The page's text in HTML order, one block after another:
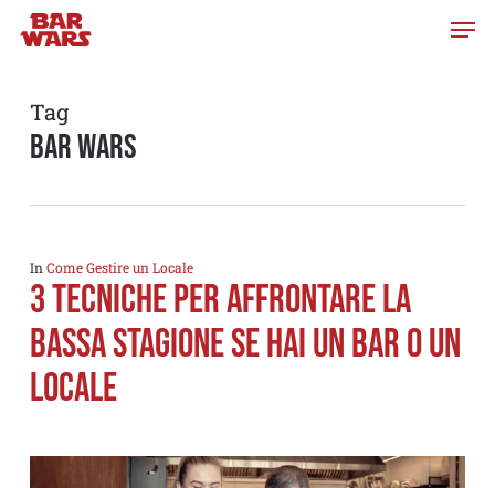
Skip
content
Tag
bar wars
In Come Gestire un Locale
3 Tecniche per affrontare la
Bassa Stagione se hai un Bar o un
Locale